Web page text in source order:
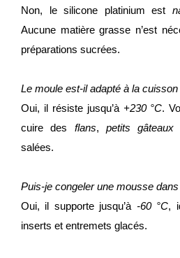
Non, le silicone platinium est
Aucune matière grasse n’est
préparations sucrées.
Le moule est-il adapté à la cuisson
Oui, il résiste jusqu’à +230 °C.
cuire des flans, petits gâteaux
salées.
Puis-je congeler une mousse
Oui, il supporte jusqu’à -60 °C,
inserts et entremets glacés.